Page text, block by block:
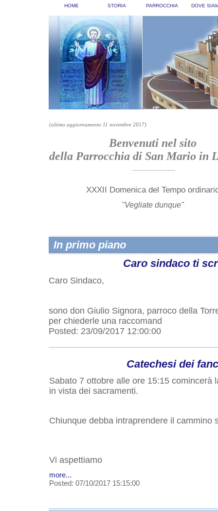
HOME STORIA PARROCCHIA DOVE
(ultimo aggiornamento 11 novembre 2017)
Benvenuti nel sito
della Parrocchia di San Mario in
----------------------
XXXII Domenica del Tempo
"Vegliate dunque"
In primo piano
Caro sindaco ti
Caro Sindaco,
sono don Giulio Signora, parroco della
per chiederle una raccomand
Posted: 23/09/2017 12:00:00
Catechesi dei
Sabato 7 ottobre alle ore 15:15 comincerà
in vista dei sacramenti.
Chiunque debba intraprendere il cammino
Vi aspettiamo
more...
Posted: 07/10/2017 15:15:00